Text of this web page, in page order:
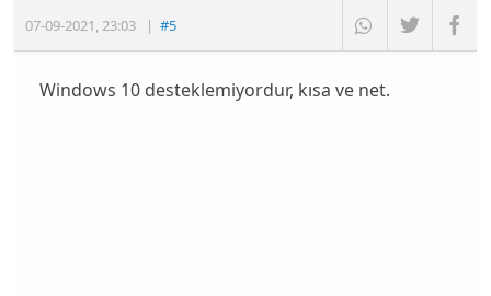
07-09-2021,23:03 |#5
Windows 10 desteklemiyordur, kısa ve net.